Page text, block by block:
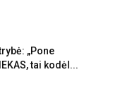
„Pone
tai kodėl...